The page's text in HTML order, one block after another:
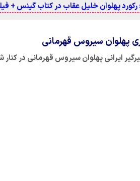
پهلوان خلیل عقاب در کتاب گینس +
پهلوان سیروس قهرمانی
ایرانی پهلوان سیروس قهرمانی در